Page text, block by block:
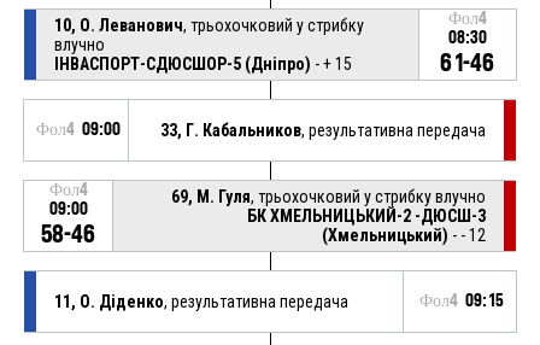
10, О. Леванович, трьохочковий у стрибку
влучно
ІНВАСПОРТ-СДЮСШОР-5 (Дніпро) - + 15
Фол4
08:30
61-46
Фол4 09:00 33, Г. Кабальников, результативна передача
Фол4
09:00
58-46
69, М. Гуля, трьохочковий у стрибку влучно
БК ХМЕЛЬНИЦЬКИЙ-2 -ДЮСШ-3
(Хмельницький) - - 12
11, О. Діденко, результативна передача Фол4 09:15